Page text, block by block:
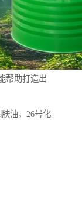
帮助打造出
油，26号化